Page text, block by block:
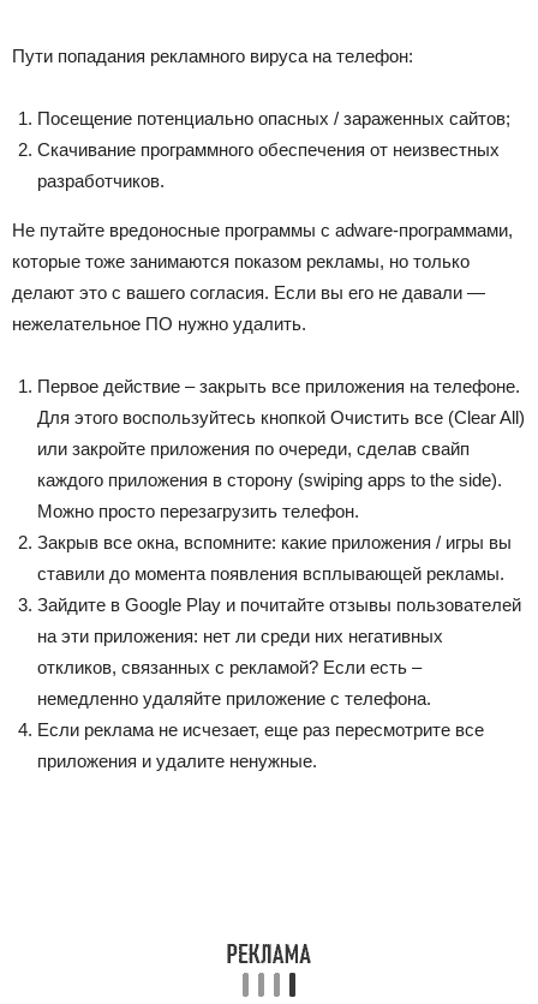
Пути попадания рекламного вируса на телефон:
Посещение потенциально опасных / зараженных сайтов;
Скачивание программного обеспечения от неизвестных
разработчиков.
Не путайте вредоносные программы с adware-программами,
которые тоже занимаются показом рекламы, но только
делают это с вашего согласия. Если вы его не давали —
нежелательное ПО нужно удалить.
Первое действие – закрыть все приложения на телефоне.
Для этого воспользуйтесь кнопкой Очистить все (Clear All)
или закройте приложения по очереди, сделав свайп
каждого приложения в сторону (swiping apps to the side).
Можно просто перезагрузить телефон.
Закрыв все окна, вспомните: какие приложения / игры вы
ставили до момента появления всплывающей рекламы.
Зайдите в Google Play и почитайте отзывы пользователей
на эти приложения: нет ли среди них негативных
откликов, связанных с рекламой? Если есть –
немедленно удаляйте приложение с телефона.
Если реклама не исчезает, еще раз пересмотрите все
приложения и удалите ненужные.